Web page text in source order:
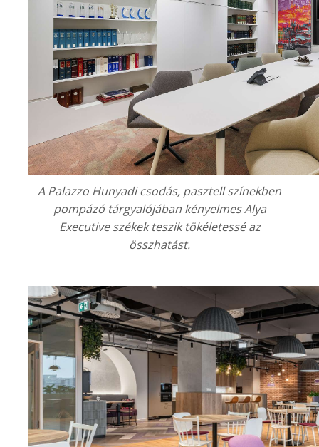
A Palazzo Hunyadicsodás, pasztell színekben
pompázó tárgyalójában kényelmes Alya
Executive székek teszik tökéletessé az
összhatást.